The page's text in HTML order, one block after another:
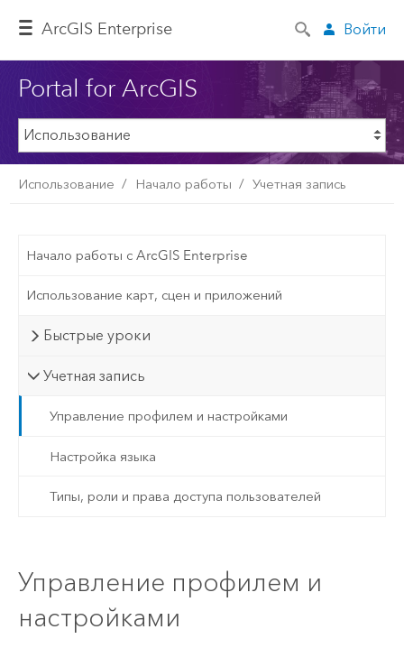
ArcGIS Enterprise Войти
Portal for ArcGIS
Использование Начало работы Учетная запись
Начало работы с ArcGIS Enterprise
Использование карт, сцен и приложений
Быстрые уроки
Учетная запись
Управление профилем и настройками
Настройка языка
Типы, роли и права доступа пользователей
Управление профилем и
настройками